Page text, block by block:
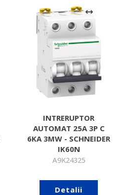
INTRERUPTOR
AUTOMAT 25A 3P C
6KA 3MW - SCHNEIDER
IK60N
A9K24325
Detalii